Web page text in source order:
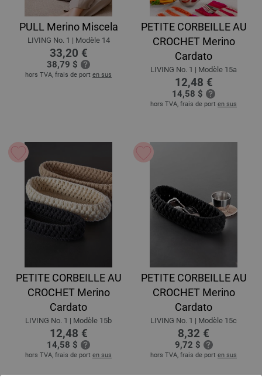
PULL Merino Miscela
LIVING No. 1 | Modèle 14
33,20 €
38,79 $
hors TVA, frais de port en sus
PETITE CORBEILLE AU
CROCHET Merino
Cardato
LIVING No. 1 | Modèle 15a
12,48 €
14,58 $
hors TVA, frais de port en sus
PETITE CORBEILLE AU
CROCHET Merino
Cardato
LIVING No. 1 | Modèle 15b
12,48 €
14,58 $
hors TVA, frais de port en sus
PETITE CORBEILLE AU
CROCHET Merino
Cardato
LIVING No. 1 | Modèle 15c
8,32 €
9,72 $
hors TVA, frais de port en sus